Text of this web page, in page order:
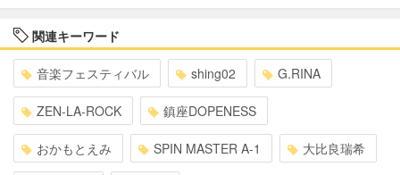
関連キーワード
音楽フェスティバル shing02 G.RINA
ZEN-LA-ROCK 鎮座DOPENESS
おかもとえみ SPIN MASTER A-1 大比良瑞希